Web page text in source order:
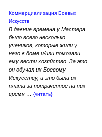
Коммерциализация Боевых
Искусств
В давние времена у Мастера
было всего несколько
учеников, которые жили у
него в доме и/или помогали
ему вести хозяйство. За это
он обучал их Боевому
Искусству, и это была их
плата за потраченное на них
время … {читать}